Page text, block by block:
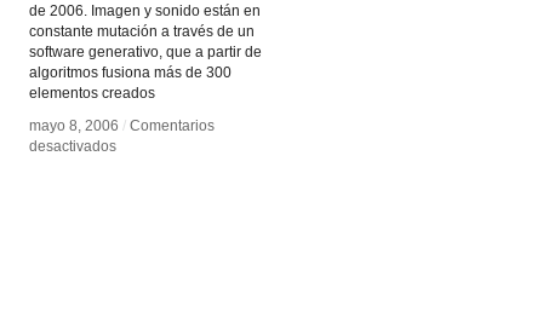
de 2006. Imagen y sonido están en
constante mutación a través de un
software generativo, que a partir de
algoritmos fusiona más de 300
elementos creados
mayo 8, 2006 / Comentarios
desactivadosen
mayo 8, 2006 / Comentarios
desactivadosen